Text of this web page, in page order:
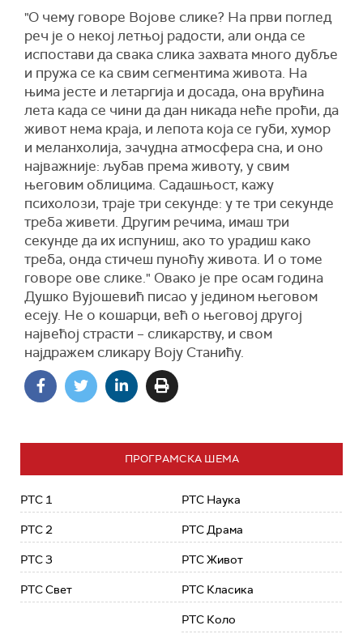
"О чему говоре Војове слике? На први поглед
реч је о некој летњој радости, али онда се
испостави да свака слика захвата много дубље
и пружа се ка свим сегментима живота. На
њима јесте и летаргија и досада, она врућина
лета када се чини да дан никада неће проћи, да
живот нема краја, и лепота која се губи, хумор
и меланхолија, зачудна атмосфера сна, и оно
најважније: љубав према животу, у свим
његовим облицима. Садашњост, кажу
психолози, траје три секунде: у те три секунде
треба живети. Другим речима, имаш три
секунде да их испуниш, ако то урадиш како
треба, онда стичеш пуноћу живота. И о томе
говоре ове слике." Овако је пре осам година
Душко Вујошевић писао у једином његовом
есеју. Не о кошарци, већ о његовој другој
највећој страсти – сликарству, и свом
најдражем сликару Воју Станићу.
ПРОГРАМСКА ШЕМА
РТС 1
РТС 2
РТС 3
РТС Свет
РТС Наука
РТС Драма
РТС Живот
РТС Класика
РТС Коло